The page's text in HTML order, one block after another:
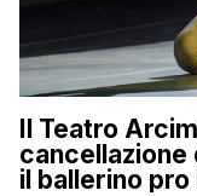
Il Teatro
cancellazione
il ballerino pro